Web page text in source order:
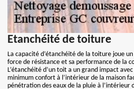
Etanchéité de toiture
La capacité d’étanchéité de la toiture joue
force de résistance et sa performance de la
L’étanchéité d’un toit a un grand impact
minimum confort à l’intérieur de la maison
pénétration des eaux de la pluie à l’intérieur